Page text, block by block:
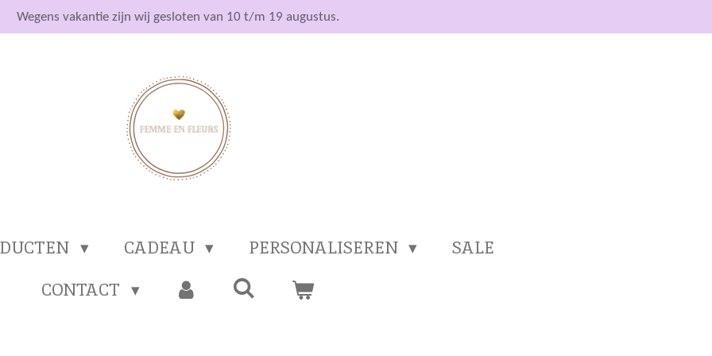
Wegens vakantie zijn wij gesloten van 10 t/m 19 augustus.
CADEAU PERSONALISEREN
SALE
CONTACT